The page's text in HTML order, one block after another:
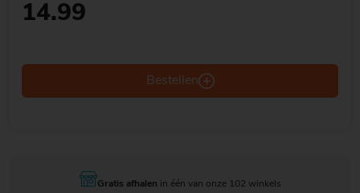
14.99
Bestellen
Gratis afhalen in één van onze 102 winkels